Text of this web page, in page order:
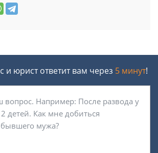
и юрист ответит вам через 5 минут!